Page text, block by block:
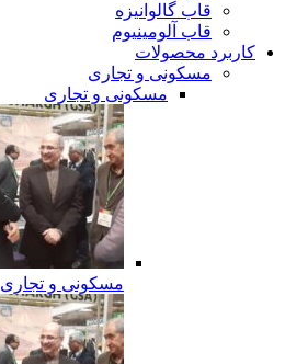
قاب گالوانیزه
قاب آلومینیوم
کاربرد محصولات
مسکونی و تجاری
مسکونی و تجاری
مسکونی و تجاری